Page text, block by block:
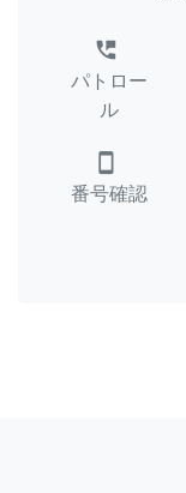
perm_phone_msg
パトロー
ル
smartphone
番号確認